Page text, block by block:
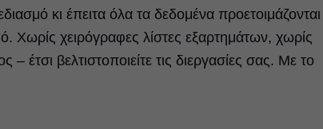
κι έπειτα όλα τα δεδομένα προετοιμάζονται
Χωρίς χειρόγραφες λίστες εξαρτημάτων, χωρίς
έτσι βελτιστοποιείτε τις διεργασίες σας. Με το